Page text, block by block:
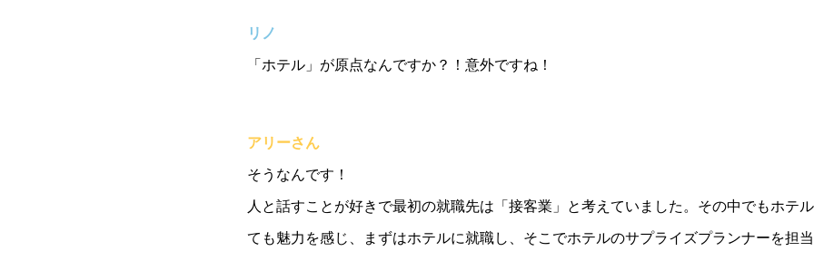
リノ
「ホテル」が原点なんですか？！意外ですね！
アリーさん
そうなんです！
人と話すことが好きで最初の就職先は「接客業」と考えていました。その中でもホテ
ても魅力を感じ、まずはホテルに就職し、そこでホテルのサプライズプランナーを担